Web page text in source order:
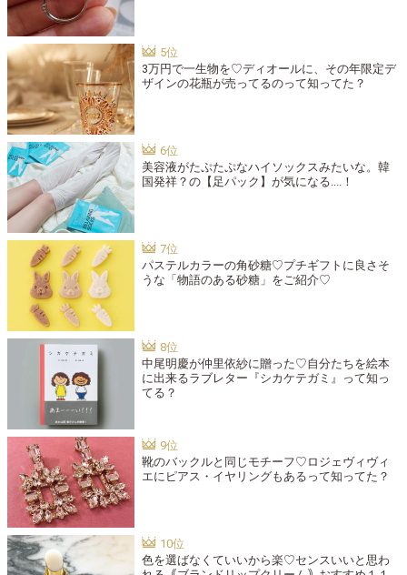
3万円で一生物を♡ディオールに、その年限定デ
ザインの花瓶が売ってるのって知ってた？
美容液がたぷたぷなハイソックスみたいな。韓
国発祥？の【足パック】が気になる....！
パステルカラーの角砂糖♡プチギフトに良さそ
うな「物語のある砂糖」をご紹介♡
中尾明慶が仲里依紗に贈った♡自分たちを絵本
に出来るラブレター『シカケテガミ』って知っ
てる？
靴のバックルと同じモチーフ♡ロジェヴィヴィ
エにピアス・イヤリングもあるって知ってた？
色を選ばなくていいから楽♡センスいいと思わ